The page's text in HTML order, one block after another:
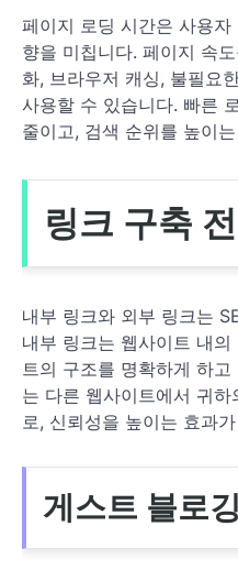
페이지 로딩 시간은 사용
향을 미칩니다. 페이지 속
화, 브라우저 캐싱, 불필요
사용할 수 있습니다. 빠른
줄이고, 검색 순위를 높이
링크 구축
내부 링크와 외부 링크는
내부 링크는 웹사이트 내
트의 구조를 명확하게 하
는 다른 웹사이트에서 귀
로, 신뢰성을 높이는 효과
게스트 블로